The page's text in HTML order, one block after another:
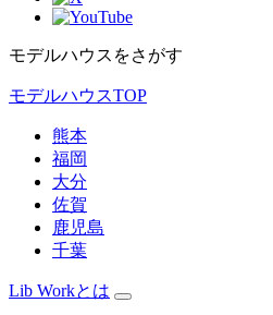
モデルハウスをさがす
モデルハウスTOP
熊本
福岡
大分
佐賀
鹿児島
千葉
Lib Workとは